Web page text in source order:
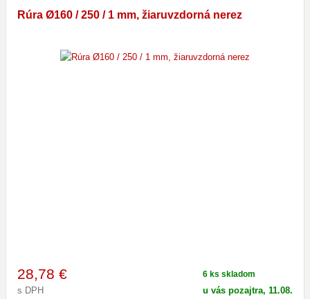
Rúra Ø160 / 250 / 1 mm, žiaruvzdorná nerez
28,78 €
s DPH
6 ks skladom
u vás pozajtra, 11.08.